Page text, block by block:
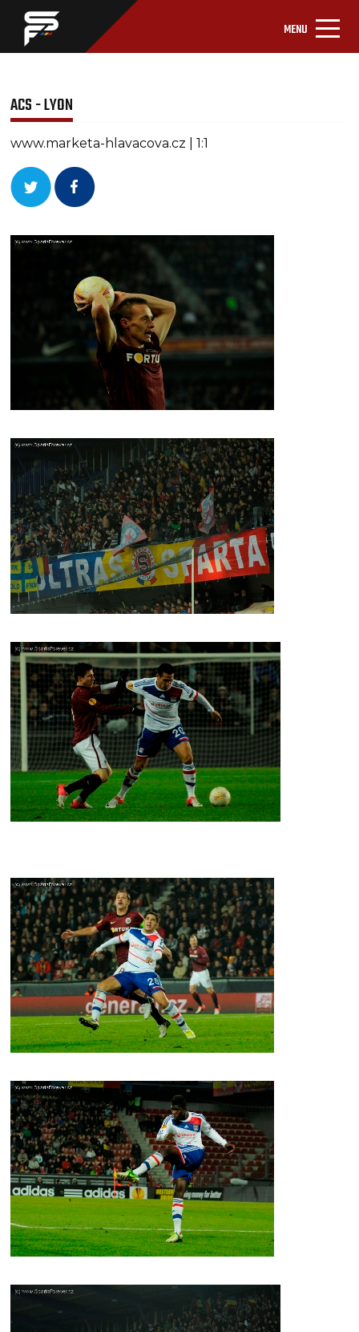
MENU
ACS - LYON
www.marketa-hlavacova.cz | 1:1